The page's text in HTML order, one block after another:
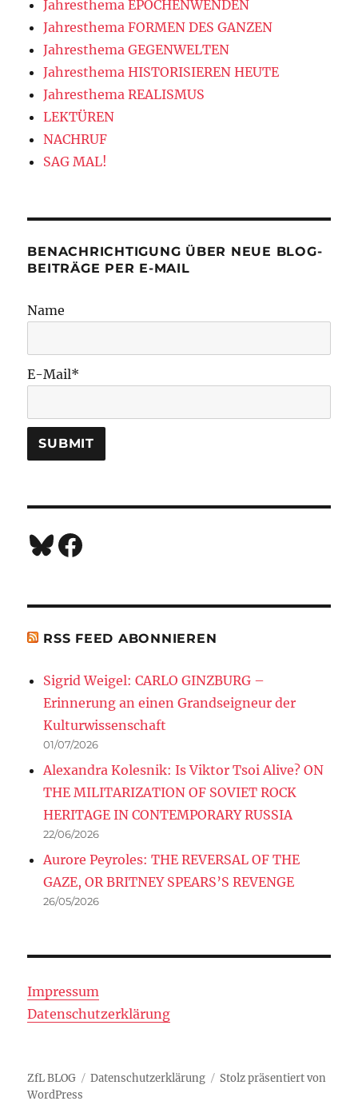
Jahresthema EPOCHENWENDEN
Jahresthema FORMEN DES GANZEN
Jahresthema GEGENWELTEN
Jahresthema HISTORISIEREN HEUTE
Jahresthema REALISMUS
LEKTÜREN
NACHRUF
SAG MAL!
BENACHRICHTIGUNG ÜBER NEUE BLOG-
BEITRÄGE PER E-MAIL
Name
E-Mail*
Bluesky
Facebook
RSS FEED ABONNIEREN
Sigrid Weigel: CARLO GINZBURG –
Erinnerung an einen Grandseigneur der
Kulturwissenschaft
01/07/2026
Alexandra Kolesnik: Is Viktor Tsoi Alive? ON
THE MILITARIZATION OF SOVIET ROCK
HERITAGE IN CONTEMPORARY RUSSIA
22/06/2026
Aurore Peyroles: THE REVERSAL OF THE
GAZE, OR BRITNEY SPEARS’S REVENGE
26/05/2026
Impressum
Datenschutzerklärung
ZfL BLOG Datenschutzerklärung
Stolz präsentiert von
WordPress